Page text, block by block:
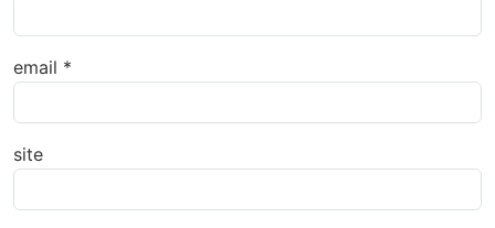
email *
site